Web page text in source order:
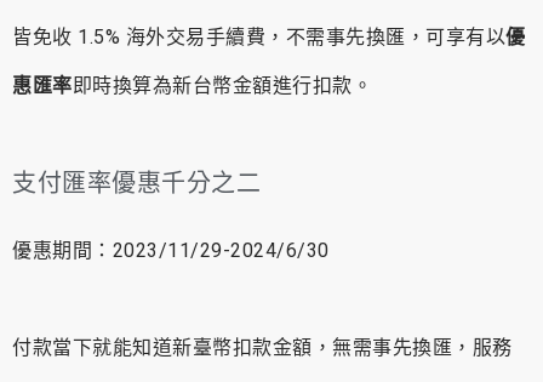
皆免收 1.5% 海外交易手續費，不需事先換匯，可享有以優
惠匯率 即時換算為新台幣金額進行扣款。
支付匯率優惠千分之二
優惠期間：2023/11/29-2024/6/30
付款當下就能知道新臺幣扣款金額，無需事先換匯，服務